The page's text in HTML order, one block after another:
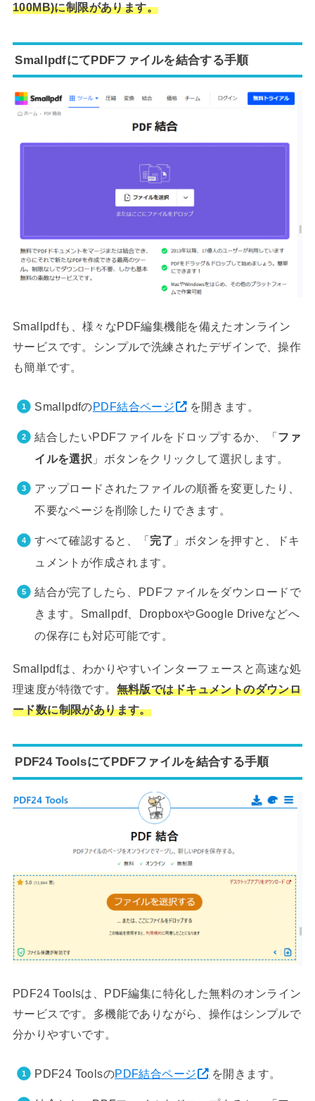
100MB)に制限があります。
SmallpdfにてPDFファイルを結合する手順
Smallpdfも、様々なPDF編集機能を備えたオンライン
サービスです。シンプルで洗練されたデザインで、操作
も簡単です。
SmallpdfのPDF結合ページ を開きます。
結合したいPDFファイルをドロップするか、「ファ
イルを選択 」ボタンをクリックして選択します。
アップロードされたファイルの順番を変更したり、
不要なページを削除したりできます。
すべて確認すると、「完了 」ボタンを押すと、ドキ
ュメントが作成されます。
結合が完了したら、PDFファイルをダウンロードで
きます。Smallpdf、DropboxやGoogle Driveなどへ
の保存にも対応可能です。
Smallpdfは、わかりやすいインターフェースと高速な処
理速度が特徴です。 無料版ではドキュメントのダウンロ
ード数に制限があります。
PDF24 ToolsにてPDFファイルを結合する手順
PDF24 Toolsは、PDF編集に特化した無料のオンライン
サービスです。多機能でありながら、操作はシンプルで
分かりやすいです。
PDF24 ToolsのPDF結合ページ を開きます。